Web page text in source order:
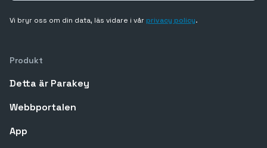
Vi bryr oss om din data, läs vidare i vårprivacy policy.
Produkt
Detta är Parakey
Webbportalen
App